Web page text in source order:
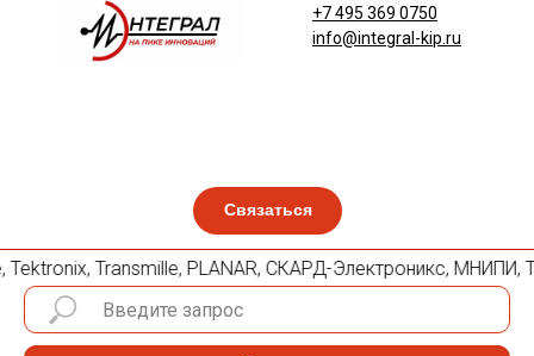
Связаться
+7 495 369 0750
info@integral-kip.ru
Transmille, PLANAR, СКАРД-Электроникс, МНИПИ,